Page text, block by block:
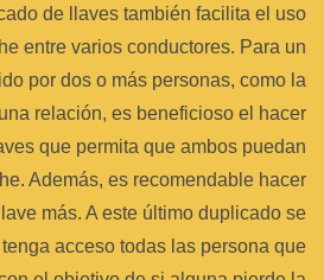
de llaves también facilita el uso
entre varios conductores. Para un
por dos o más personas, como la
relación, es beneficioso el hacer
que permita que ambos puedan
Además, es recomendable hacer
más. A este último duplicado se
acceso todas las persona que